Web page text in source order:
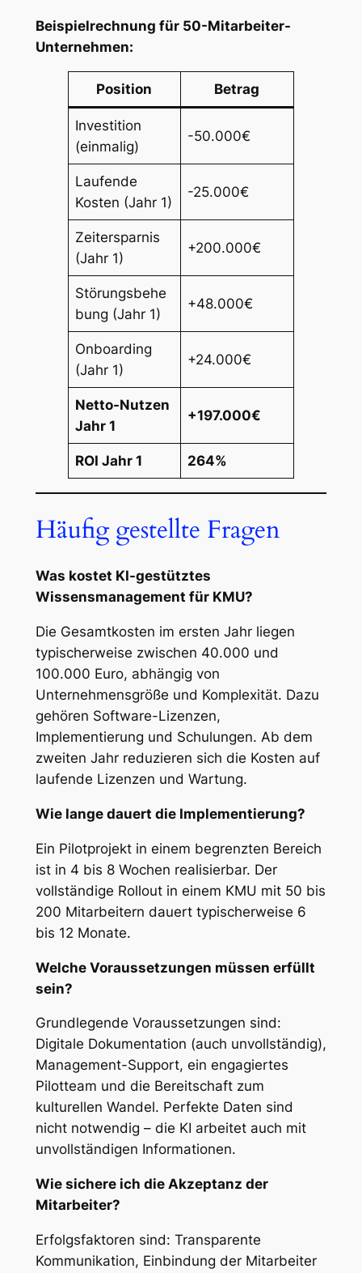
Beispielrechnung für 50-Mitarbeiter-
Unternehmen:
Position Betrag
Investition
(einmalig)
-50.000€
Laufende
Kosten (Jahr 1)
-25.000€
Zeitersparnis
(Jahr 1)
+200.000€
Störungsbehe
bung (Jahr 1)
+48.000€
Onboarding
(Jahr 1)
+24.000€
Netto-Nutzen
Jahr 1
+197.000€
ROI Jahr 1 264%
Häufig gestellte Fragen
Was kostet KI-gestütztes
Wissensmanagement für KMU?
Die Gesamtkosten im ersten Jahr liegen
typischerweise zwischen 40.000 und
100.000 Euro, abhängig von
Unternehmensgröße und Komplexität. Dazu
gehören Software-Lizenzen,
Implementierung und Schulungen. Ab dem
zweiten Jahr reduzieren sich die Kosten auf
laufende Lizenzen und Wartung.
Wie lange dauert die Implementierung?
Ein Pilotprojekt in einem begrenzten Bereich
ist in 4 bis 8 Wochen realisierbar. Der
vollständige Rollout in einem KMU mit 50 bis
200 Mitarbeitern dauert typischerweise 6
bis 12 Monate.
Welche Voraussetzungen müssen erfüllt
sein?
Grundlegende Voraussetzungen sind:
Digitale Dokumentation (auch unvollständig),
Management-Support, ein engagiertes
Pilotteam und die Bereitschaft zum
kulturellen Wandel. Perfekte Daten sind
nicht notwendig – die KI arbeitet auch mit
unvollständigen Informationen.
Wie sichere ich die Akzeptanz der
Mitarbeiter?
Erfolgsfaktoren sind: Transparente
Kommunikation, Einbindung der Mitarbeiter